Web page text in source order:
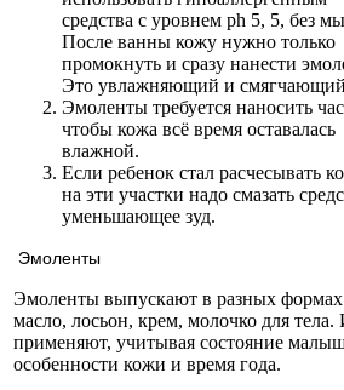
средства с уровнем ph 5, 5, без
После ванны кожу нужно только
промокнуть и сразу нанести
Это увлажняющий и
Эмоленты требуется наносить
чтобы кожа всё время оставалась
влажной.
Если ребенок стал расчесывать
на эти участки надо смазать
уменьшающее зуд.
Эмоленты
Эмоленты выпускают в разных
масло, лосьон, крем, молочко для тела.
применяют, учитывая состояние
особенности кожи и время года.